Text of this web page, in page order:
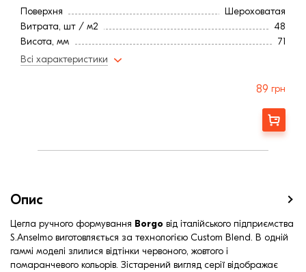
Поверхня
Шероховатая
Витрата, шт / м2
48
Висота, мм
71
Довжина, мм
115
150
Италія
Марка міцності (м):
Всі характеристики
89 грн
Замовити
Опис
Цегла ручного формування Borgo від італійського підприємства
S.Anselmo виготовляється за технологією Custom Blend. В одній
гаммі моделі злилися відтінки червоного, жовтого і
помаранчевого кольорів. Зістарений вигляд серії відображає